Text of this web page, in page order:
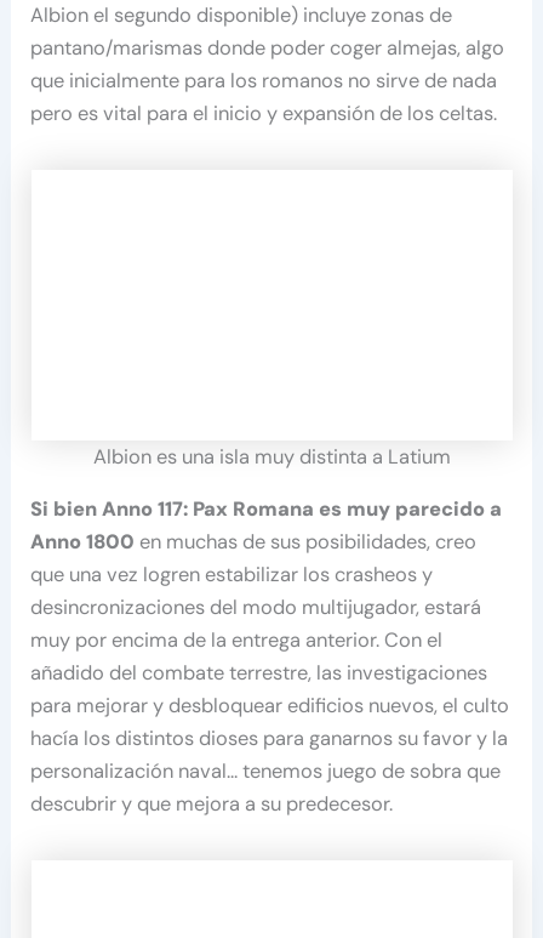
Albion el segundo disponible) incluye zonas de
pantano/marismas donde poder coger almejas, algo
que inicialmente para los romanos no sirve de nada
pero es vital para el inicio y expansión de los celtas.
Albion es una isla muy distinta a Latium
Si bien Anno 117: Pax Romana es muy parecido a
Anno 1800 en muchas de sus posibilidades, creo
que una vez logren estabilizar los crasheos y
desincronizaciones del modo multijugador, estará
muy por encima de la entrega anterior. Con el
añadido del combate terrestre, las investigaciones
para mejorar y desbloquear edificios nuevos, el culto
hacía los distintos dioses para ganarnos su favor y la
personalización naval… tenemos juego de sobra que
descubrir y que mejora a su predecesor.